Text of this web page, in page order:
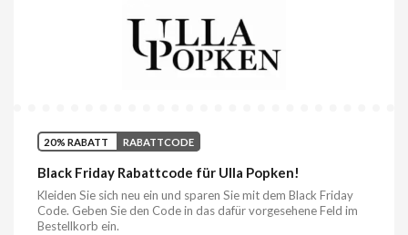
20% RABATT RABATTCODE
Black Friday Rabattcode für Ulla Popken!
Kleiden Sie sich neu ein und sparen Sie mit dem Black Friday
Code. Geben Sie den Code in das dafür vorgesehene Feld im
Bestellkorb ein.